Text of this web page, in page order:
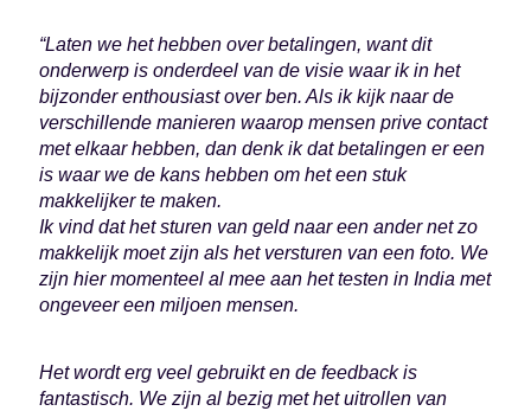
“Laten we het hebben over betalingen, want dit
onderwerp is onderdeel van de visie waar ik in het
bijzonder enthousiast over ben. Als ik kijk naar de
verschillende manieren waarop mensen prive contact
met elkaar hebben, dan denk ik dat betalingen er een
is waar we de kans hebben om het een stuk
makkelijker te maken.
Ik vind dat het sturen van geld naar een ander net zo
makkelijk moet zijn als het versturen van een foto. We
zijn hier momenteel al mee aan het testen in India met
ongeveer een miljoen mensen.
Het wordt erg veel gebruikt en de feedback is
fantastisch. We zijn al bezig met het uitrollen van